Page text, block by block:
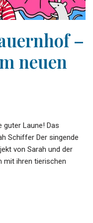
–
neuen
guter Laune! Das
Schiffer Der singende
von Sarah und der
mit ihren tierischen